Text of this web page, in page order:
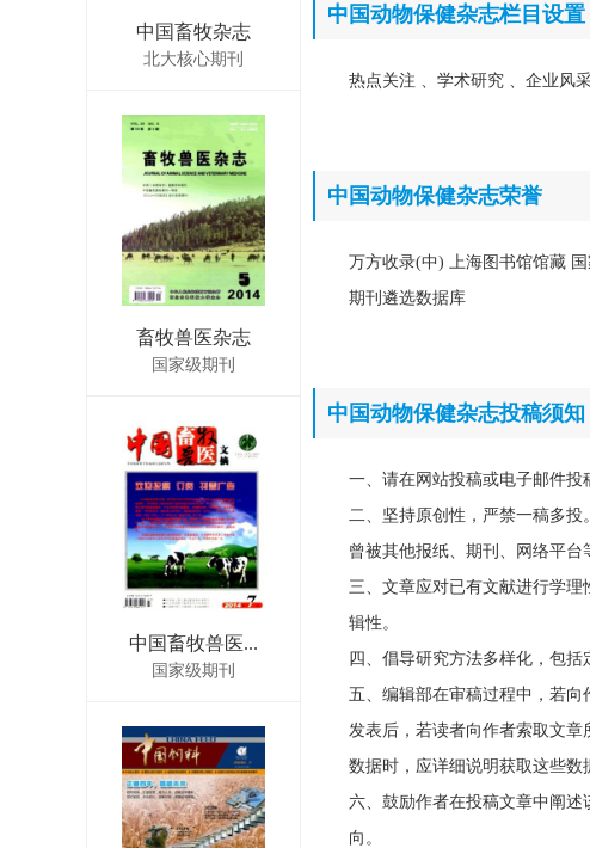
中国畜牧杂志
北大核心期刊
畜牧兽医杂志
国家级期刊
中国畜牧兽医...
国家级期刊
中国动物保健杂志栏目设置
热点关注 、学术研究 、企业风
中国动物保健杂志荣誉
万方收录(中) 上海图书馆馆藏
期刊遴选数据库
中国动物保健杂志投稿须知
一、请在网站投稿或电子邮件投
二、坚持原创性，严禁一稿多
曾被其他报纸、期刊、网络平台
三、文章应对已有文献进行学
辑性。
四、倡导研究方法多样化，包括
五、编辑部在审稿过程中，若
发表后，若读者向作者索取文
数据时，应详细说明获取这些数
六、鼓励作者在投稿文章中阐
向。